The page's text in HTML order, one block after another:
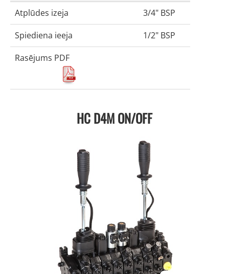
Atplūdes izeja
3/4" BSP
Spiediena ieeja
1/2" BSP
Rasējums PDF
HC D4M ON/OFF